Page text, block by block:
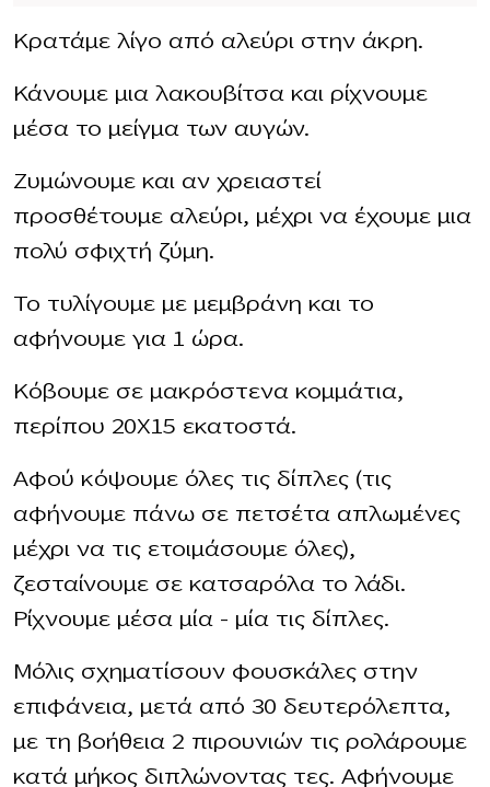
Κρατάμε λίγο από αλεύρι στην άκρη.
Κάνουμε μια λακουβίτσα και ρίχνουμε
μέσα το μείγμα των αυγών.
Ζυμώνουμε και αν χρειαστεί
προσθέτουμε αλεύρι, μέχρι να έχουμε μια
πολύ σφιχτή ζύμη.
Το τυλίγουμε με μεμβράνη και το
αφήνουμε για 1 ώρα.
Κόβουμε σε μακρόστενα κομμάτια,
περίπου 20Χ15 εκατοστά.
Αφού κόψουμε όλες τις δίπλες (τις
αφήνουμε πάνω σε πετσέτα απλωμένες
μέχρι να τις ετοιμάσουμε όλες),
ζεσταίνουμε σε κατσαρόλα το λάδι.
Ρίχνουμε μέσα μία – μία τις δίπλες.
Μόλις σχηματίσουν φουσκάλες στην
επιφάνεια, μετά από 30 δευτερόλεπτα,
με τη βοήθεια 2 πιρουνιών τις ρολάρουμε
κατά μήκος διπλώνοντας τες. Αφήνουμε